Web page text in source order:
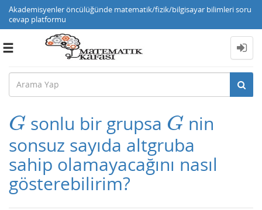
Akademisyenler öncülüğünde matematik/fizik/bilgisayar bilimleri soru
cevap platformu
Toggle
G
G sonlu bir grupsa G
G nin
sonsuz sayıda altgruba
sahip olamayacağını nasıl
gösterebilirim?